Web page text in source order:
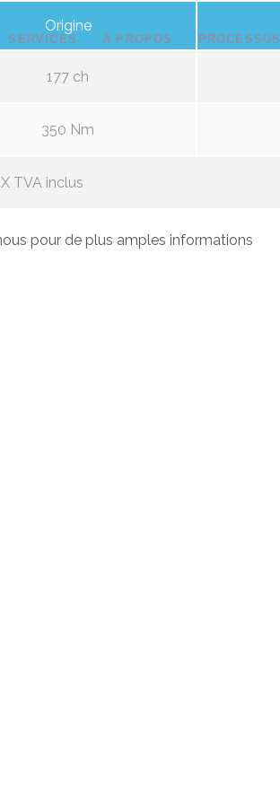
SERVICES À PROPOS PROCESSUS
Origine
177 ch
350 Nm
TVA inclus
pour de plus amples informations